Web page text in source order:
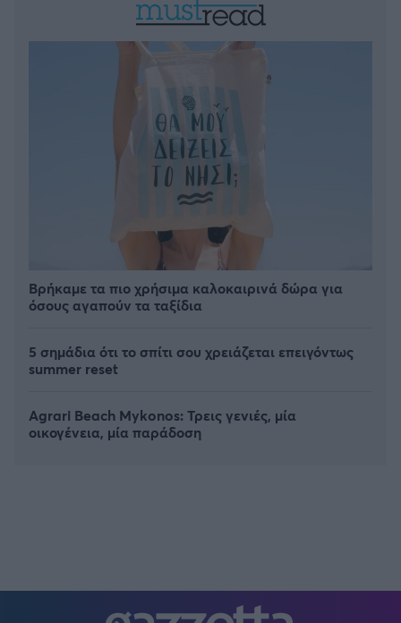
Βρήκαμε τα πιο χρήσιμα καλοκαιρινά δώρα για
όσους αγαπούν τα ταξίδια
5 σημάδια ότι το σπίτι σου χρειάζεται επειγόντως
summer reset
Agrari Beach Mykonos: Τρεις γενιές, μία
οικογένεια, μία παράδοση